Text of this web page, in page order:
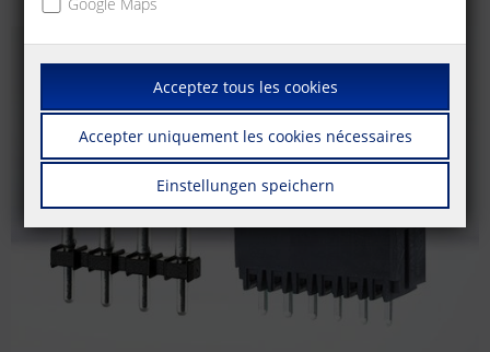
Acceptez tous les cookies
Accepter uniquement les cookies nécessaires
Einstellungen speichern